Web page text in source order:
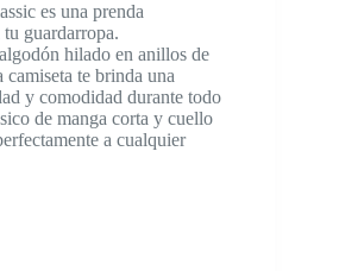
es una prenda
guardarropa.
hilado en anillos de
camiseta te brinda una
y comodidad durante todo
de manga corta y cuello
a cualquier